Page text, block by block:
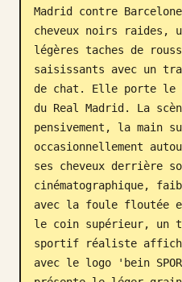
Madrid contre
cheveux noirs raides,
légères taches de
saisissants avec un
de chat. Elle porte le
du Real Madrid. La
pensivement, la main
occasionnellement
ses cheveux derrière
cinématographique,
avec la foule floutée
le coin supérieur, un
sportif réaliste affiche
avec le logo 'bein